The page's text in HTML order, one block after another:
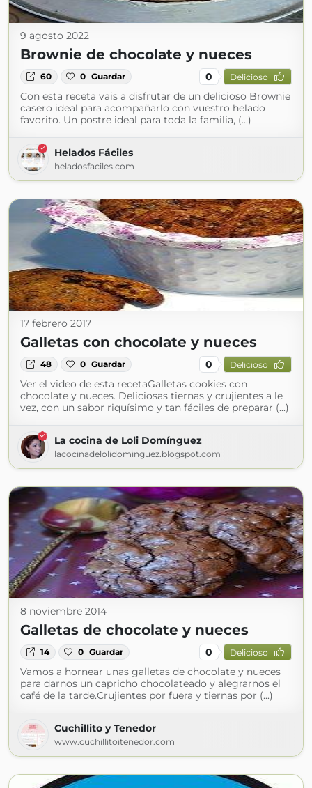
9 agosto 2022
Brownie de chocolate y nueces
60 0 Guardar 0 Delicioso
Con esta receta vais a disfrutar de un delicioso Brownie
casero ideal para acompañarlo con vuestro helado
favorito. Un postre ideal para toda la familia, (...)
Helados Fáciles
heladosfaciles.com
17 febrero 2017
Galletas con chocolate y nueces
48 0 Guardar 0 Delicioso
Ver el video de esta recetaGalletas cookies con
chocolate y nueces. Deliciosas tiernas y crujientes a le
vez, con un sabor riquísimo y tan fáciles de preparar (...)
La cocina de Loli Domínguez
lacocinadelolidominguez.blogspot.com
8 noviembre 2014
Galletas de chocolate y nueces
14 0 Guardar 0 Delicioso
Vamos a hornear unas galletas de chocolate y nueces
para darnos un capricho chocolateado y alegrarnos el
café de la tarde.Crujientes por fuera y tiernas por (...)
Cuchillito y Tenedor
www.cuchillitoitenedor.com